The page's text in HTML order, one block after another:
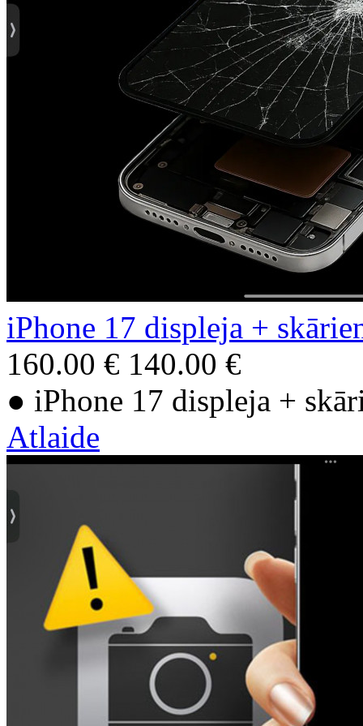
iPhone 17 displeja +
160.00 € 140.00 €
● iPhone 17 displeja +
Atlaide